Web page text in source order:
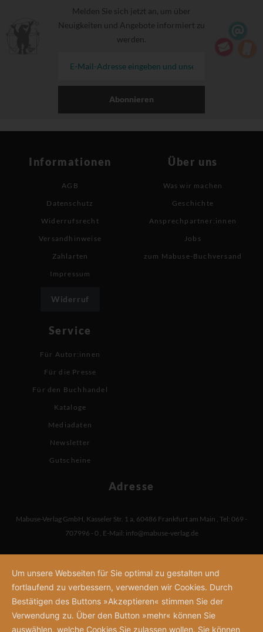
Melden Sie sich jetzt an, um über
Neuigkeiten und Angebote informiert zu
werden.
Abonnieren
Informationen
AGB
Datenschutz
Widerrufsrecht
Versandhinweise
Zahlarten
Impressum
Widerruf
Über uns
Was wir machen
Geschichte
Ansprechpartner:innen
Jobs
zum Mabuse-Buchversand
Service
Für Autor:innen
Für die Presse
Für den Buchhandel
Kataloge
Mediadaten
Newsletter
Gutscheine
Adresse
Mabuse-Verlag GmbH, Kasseler Str. 1 a, 60486 Frankfurt am Main , Tel: 069 -
707996 - 0 , E-Mail: info@mabuse-verlag.de
Um unsere Webseiten für Sie optimal zu gestalten und
fortlaufend zu verbessern, verwenden wir Cookies. Durch
Bestätigen des Buttons »Akzeptieren« stimmen Sie der
Verwendung zu. Über den Button »mehr« können Sie
auswählen, welche Cookies Sie zulassen wollen. Sie können